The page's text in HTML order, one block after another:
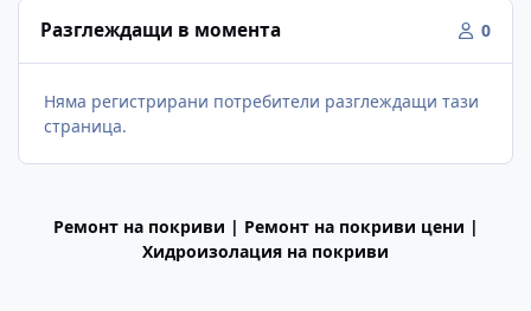
Разглеждащи в момента 0
Няма регистрирани потребители разглеждащи тази
страница.
Ремонт на покриви | Ремонт на покриви цени |
Хидроизолация на покриви